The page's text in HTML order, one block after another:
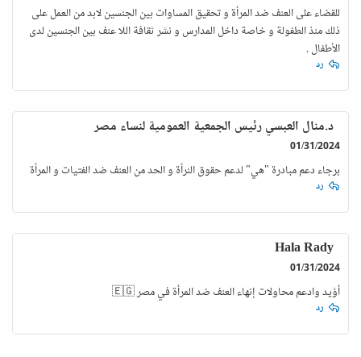
للقضاء على العنف ضد المرأة و تحقيق المساوات بين الجنسين لابد من العمل على
ذلك منذ الطفولة و خاصة داخل المدارس و نشر ثقافة اللا عنف بين الجنسين لدى
الأطفال .
رد
د.منال العبسي رئيس الجمعية العمومية لنساء مصر
01/31/2024
برجاء دعم مبادرة "هي" لدعم حقوق النرأة و الحد من العنف ضد الفتيات و المرأة
رد
Hala Rady
01/31/2024
أؤيد وادعم محاولات إنهاء العنف ضد المرأة في مصر 🇪🇬
رد